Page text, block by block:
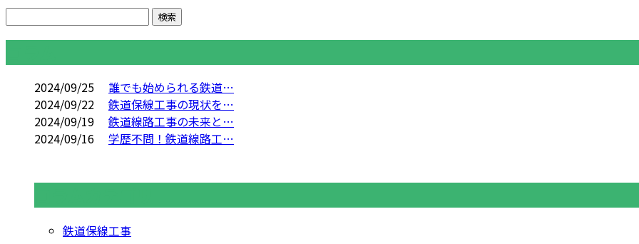
2024/09/25
誰でも始められる鉄道…
2024/09/22
鉄道保線工事の現状を…
2024/09/19
鉄道線路工事の未来と…
2024/09/16
学歴不問！鉄道線路工…
鉄道保線工事